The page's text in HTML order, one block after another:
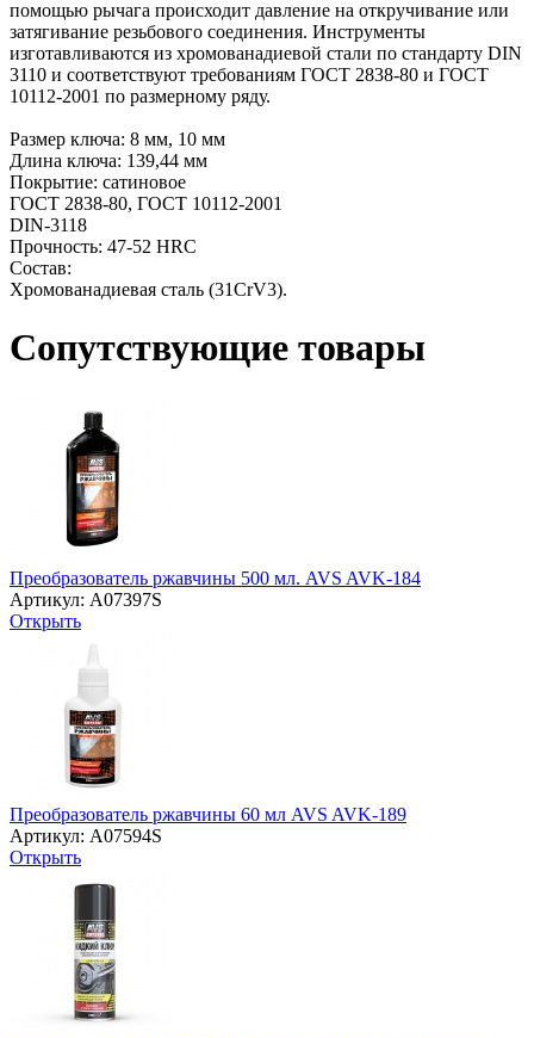
помощью рычага происходит давление на откручивание или
затягивание резьбового соединения. Инструменты
изготавливаются из хромованадиевой стали по стандарту DIN
3110 и соответствуют требованиям ГОСТ 2838-80 и ГОСТ
10112-2001 по размерному ряду.
Размер ключа: 8 мм, 10 мм
Длина ключа: 139,44 мм
Покрытие: сатиновое
ГОСТ 2838-80, ГОСТ 10112-2001
DIN-3118
Прочность: 47-52 HRC
Состав:
Хромованадиевая сталь (31CrV3).
Сопутствующие товары
Преобразователь ржавчины 500 мл. AVS AVK-184
Артикул: A07397S
Открыть
Преобразователь ржавчины 60 мл AVS AVK-189
Артикул: A07594S
Открыть